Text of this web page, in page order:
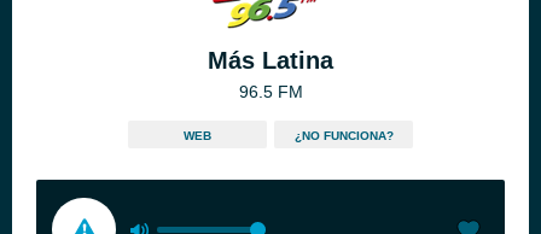
Más Latina
96.5 FM
WEB ¿NO FUNCIONA?